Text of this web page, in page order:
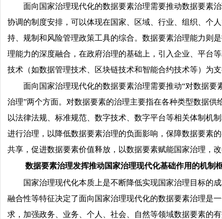
面向国家治理现代化的数据要素治理需要推动数据要素
协调的制度安排，可以体现在国家、区域、行业、组织、个
持、规制和风险管理政策工具的综合。数据要素治理能力则
理能力的深度融合，在政府治理的基础上，引入企业、平台
技术（如数据管理技术、区块链技术和智能合约技术等）为
面向国家治理现代化的数据要素治理需要推动“对数据要
治理”两个方面。对数据要素的治理主要指在各种类型数据
以法律法规、标准规范、数字技术、数字平台等相关体制机
进行治理，以降低数据要素治理的负面影响，保障数据要素
共享，促进数据要素价值释放，以数据要素赋能国家治理，
数据要素治理发挥推动国家治理现代化基础作用的机制
国家治理现代化本质上是不断降低实现国家治理目标的
融合性等特征决定了面向国家治理现代化的数据要素治理是
求，加强政务、业务、个人、社会、自然等领域数据要素的